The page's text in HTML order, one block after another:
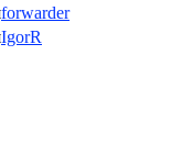
forwarder
IgorR